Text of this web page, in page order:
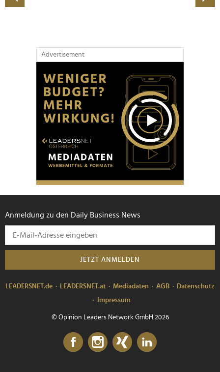
weiteren Daten zusammen, die Sie ihnen bereitgestellt
Advertisement
Anmeldung zu den Daily Business News
JETZT ANMELDEN
LEADERSNET.de LEADERSNET.at Mediadaten AGB
Datenschutz
Impressum
© Opinion Leaders Network GmbH 2026